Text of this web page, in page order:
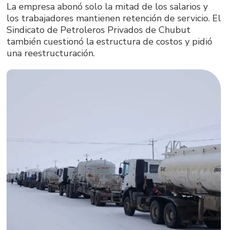
La empresa abonó solo la mitad de los salarios y
los trabajadores mantienen retención de servicio. El
Sindicato de Petroleros Privados de Chubut
también cuestionó la estructura de costos y pidió
una reestructuración.